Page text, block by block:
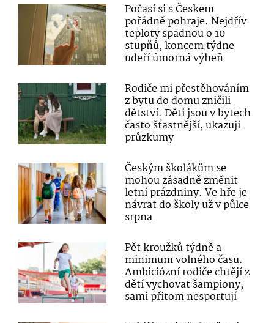
Počasí si s Českem
pořádně pohraje. Nejdřív
teploty spadnou o 10
stupňů, koncem týdne
udeří úmorná výheň
Rodiče mi přestěhováním
z bytu do domu zničili
dětství. Děti jsou v bytech
často šťastnější, ukazují
průzkumy
Českým školákům se
mohou zásadně změnit
letní prázdniny. Ve hře je
návrat do školy už v půlce
srpna
Pět kroužků týdně a
minimum volného času.
Ambiciózní rodiče chtějí z
dětí vychovat šampiony,
sami přitom nesportují